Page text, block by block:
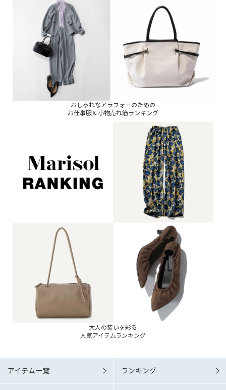
おしゃれなアラフォーのための
お仕事服＆小物売れ筋ランキング
大人の装いを彩る
人気アイテムランキング
アイテム一覧 ランキング